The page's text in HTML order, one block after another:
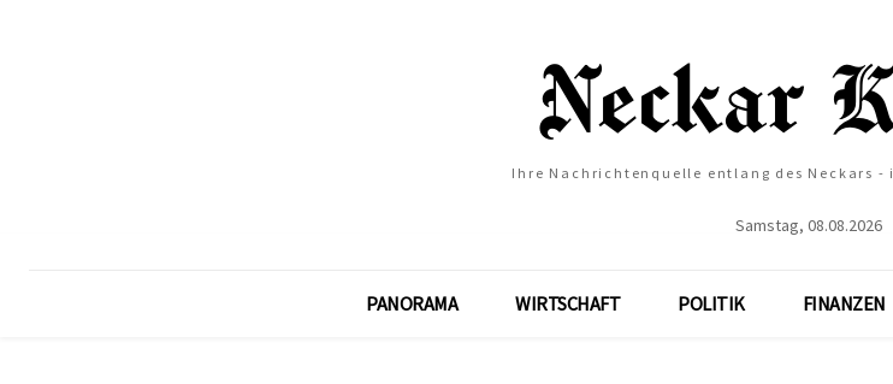
Ihre Nachrichtenquelle entlang des Neckars
Samstag, 08.08.2026
PANORAMA WIRTSCHAFT POLITIK FINANZEN